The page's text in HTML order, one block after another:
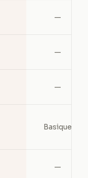
—
—
—
Basique
—